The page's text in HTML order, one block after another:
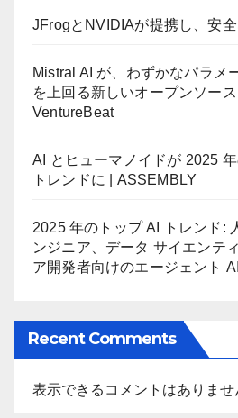
JFrogとNVIDIAが提携し、安
Mistral AI が、わずかなパラメ
を上回る新しいオープンソース
VentureBeat
AI とヒューマノイドが 2025
トレンドに | ASSEMBLY
2025 年のトップ AI トレンド:
ンジニア、データ サイエンテ
ア開発者向けのエージェント
Recent Comments
表示できるコメントはありませ